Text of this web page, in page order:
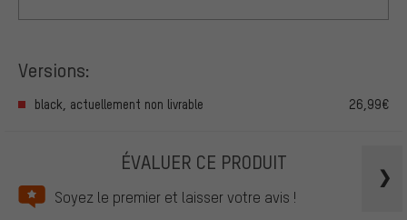
Versions:
black, actuellement non livrable 26,99€
ÉVALUER CE PRODUIT
Soyez le premier et laisser votre avis !